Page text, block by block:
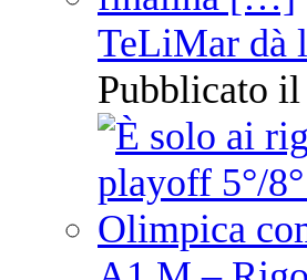
TeLiMar dà
Pubblicato